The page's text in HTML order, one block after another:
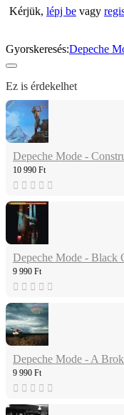
Kérjük, lépj be vagy
Gyorskeresés:Depeche
Ez is érdekelhet
Depeche Mode -
10 990 Ft
Depeche Mode - Black
9 990 Ft
Depeche Mode - A
9 990 Ft